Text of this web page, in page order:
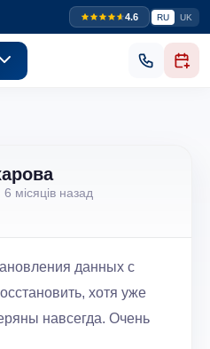
4.6 RU UK
6 місяців назад
данных с
хотя уже
навсегда. Очень